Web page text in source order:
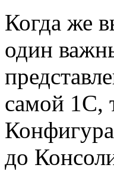
Когда же
один
самой 1С,
до